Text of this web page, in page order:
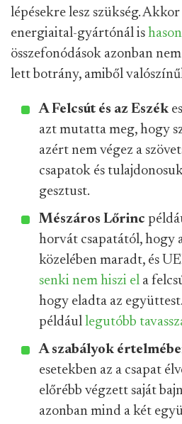
lépésekre lesz szükség.
energiaital-gyártónál is
összefonódások azonban
lett botrány, amiből
A Felcsút és az Eszék
azt mutatta meg, hogy
azért nem végez a
csapatok és
gesztust.
Mészáros Lőrinc
horvát csapatától, hogy
közelében maradt, és
senki nem hiszi el a
hogy eladta az
például legutóbb
A szabályok
esetekben az a csapat
előrébb végzett saját
azonban mind a két